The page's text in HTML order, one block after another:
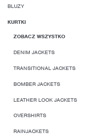
BLUZY
KURTKI
ZOBACZ WSZYSTKO
DENIM JACKETS
TRANSITIONAL JACKETS
BOMBER JACKETS
LEATHER LOOK JACKETS
OVERSHIRTS
RAINJACKETS